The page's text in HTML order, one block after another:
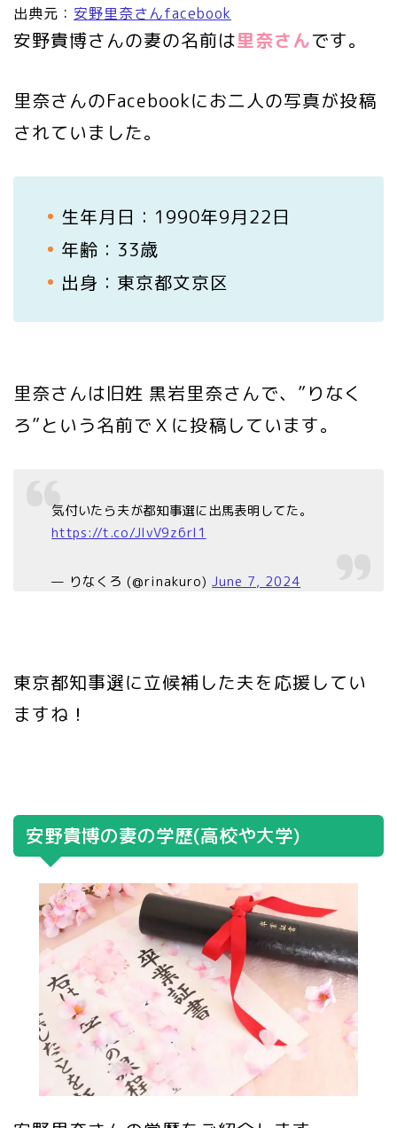
出典元： 安野里奈さんfacebook
安野貴博さんの妻の名前は里奈さんです。
里奈さんのFacebookにお二人の写真が投稿
されていました。
生年月日：1990年9月22日
年齢：33歳
出身：東京都文京区
里奈さんは旧姓 黒岩里奈さんで、”りなく
ろ”という名前でＸに投稿しています。
気付いたら夫が都知事選に出馬表明してた。
https://t.co/JlvV9z6rI1
— りなくろ (@rinakuro)June 7, 2024
東京都知事選に立候補した夫を応援してい
ますね！
安野貴博の妻の学歴(高校や大学)